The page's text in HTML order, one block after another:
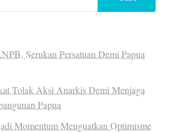
Serukan Persatuan Demi Papua
Tolak Aksi Anarkis Demi Menjaga
Papua
Momentum Menguatkan Optimisme